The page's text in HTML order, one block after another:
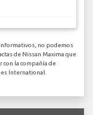
no podemos
de Nissan Maxima que
la compañía de
International.